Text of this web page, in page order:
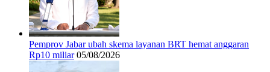
Pemprov Jabar ubah skema layanan BRT hemat anggaran
Rp10 miliar 05/08/2026